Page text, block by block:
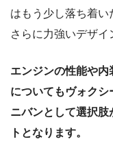
はもう少し落ち着
さらに力強いデザイ
エンジンの性能や内
についてもヴォクシ
ニバンとして選択肢
トとなります。